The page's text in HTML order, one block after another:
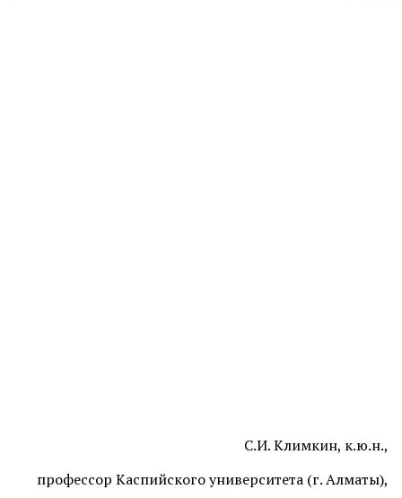
С.И. Климкин, к.ю.н.,
профессор Каспийского университета (г. Алматы),